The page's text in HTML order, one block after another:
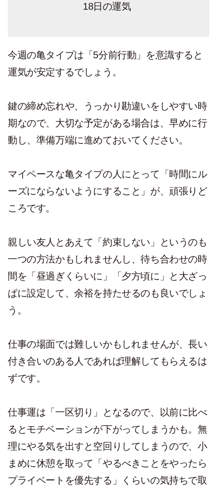
18日の運気
今週の亀タイプは「5分前行動」を意識すると
運気が安定するでしょう。
鍵の締め忘れや、うっかり勘違いをしやすい時
期なので、大切な予定がある場合は、早めに行
動し、準備万端に進めておいてください。
マイペースな亀タイプの人にとって「時間にル
ーズにならないようにすること」が、頑張りど
ころです。
親しい友人とあえて「約束しない」というのも
一つの方法かもしれませんし、待ち合わせの時
間を「昼過ぎくらいに」「夕方頃に」と大ざっ
ぱに設定して、余裕を持たせるのも良いでしょ
う。
仕事の場面では難しいかもしれませんが、長い
付き合いのある人であれば理解してもらえるは
ずです。
仕事運は「一区切り」となるので、以前に比べ
るとモチベーションが下がってしまうかも。無
理にやる気を出すと空回りしてしまうので、小
まめに休憩を取って「やるべきことをやったら
プライベートを優先する」くらいの気持ちで取